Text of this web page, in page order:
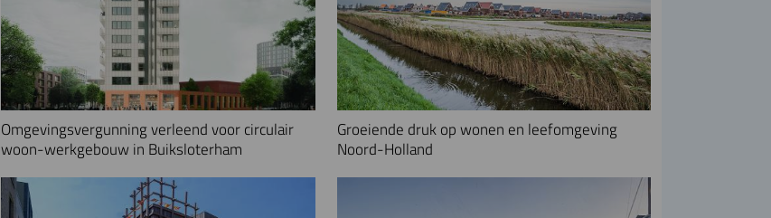
Omgevingsvergunning verleend voor circulair
woon-werkgebouw in Buiksloterham
Groeiende druk op wonen en leefomgeving
Noord-Holland